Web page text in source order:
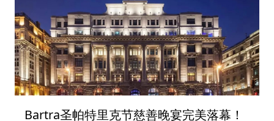
Bartra圣帕特里克节慈善晚宴完美落幕！